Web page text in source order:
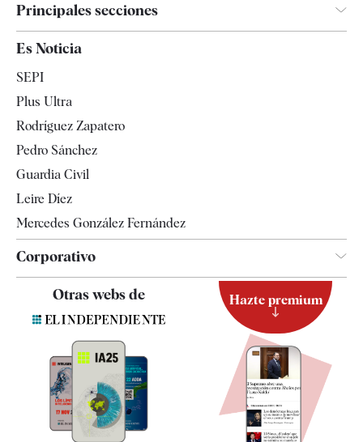
Principales secciones
Televisión
Es Noticia
SEPI
Plus Ultra
Rodríguez Zapatero
Pedro Sánchez
Guardia Civil
Leire Díez
Mercedes González Fernández
Corporativo
Quiénes somos
Especificaciones
Otras webs de Hazte premium